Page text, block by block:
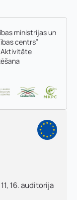
ministrijas un
centrs”
Aktivitāte
16. auditorija